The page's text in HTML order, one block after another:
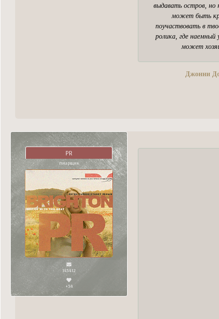
выдавать остров,
может быть
поучаствовать в
ролика, где наемный
может
Джонни
PR
пиарщик
143412
+34